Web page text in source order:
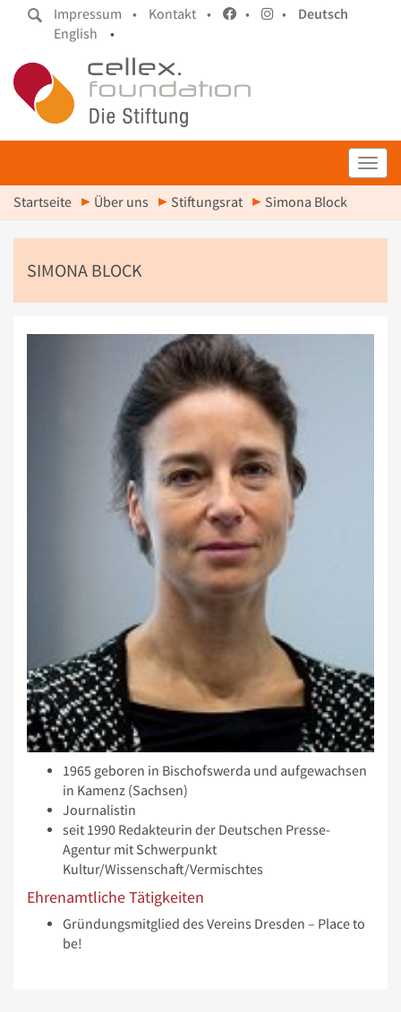
Impressum • Kontakt • • •
Deutsch
English
•
Startseite Über uns Stiftungsrat Simona Block
SIMONA BLOCK
1965 geboren in Bischofswerda und aufgewachsen
in Kamenz (Sachsen)
Journalistin
seit 1990 Redakteurin der Deutschen Presse-
Agentur mit Schwerpunkt
Kultur/Wissenschaft/Vermischtes
Ehrenamtliche Tätigkeiten
Gründungsmitglied des Vereins Dresden – Place to
be!